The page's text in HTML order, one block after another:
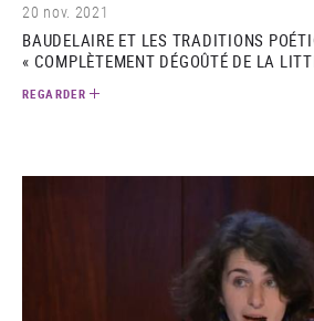
20 nov. 2021
BAUDELAIRE ET LES TRADITIONS
« COMPLÈTEMENT DÉGOÛTÉ DE LA
REGARDER